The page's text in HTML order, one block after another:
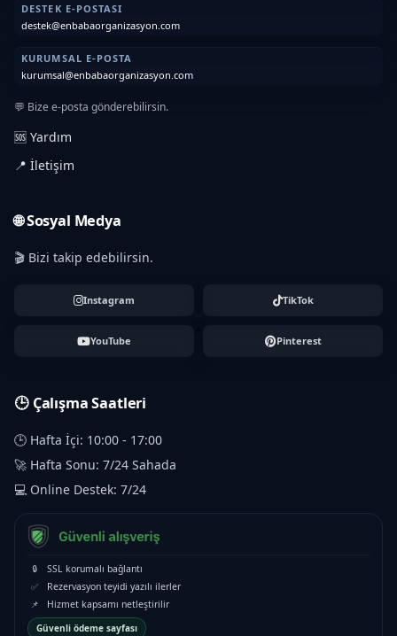
DESTEK E-POSTASI
destek@enbabaorganizasyon.com
KURUMSAL E-POSTA
kurumsal@enbabaorganizasyon.com
💬 Bize e-posta gönderebilirsin.
🆘 Yardım
📍 İletişim
🌐 Sosyal Medya
🎬 Bizi takip edebilirsin.
Instagram TikTok
YouTube Pinterest
🕒 Çalışma Saatleri
🕒 Hafta İçi: 10:00 - 17:00
🚀 Hafta Sonu: 7/24 Sahada
💻 Online Destek: 7/24
🔒
SSL korumalı bağlantı
✅
Rezervasyon teyidi yazılı ilerler
📌
Hizmet kapsamı netleştirilir
Güvenli ödeme sayfası